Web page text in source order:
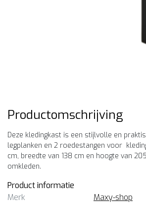
Productomschrijving
Deze kledingkast is een stijlvolle en
legplanken en 2 roedestangen voor
cm, breedte van 138 cm en hoogte van
omkleden.
Product informatie
Merk
Maxy-shop